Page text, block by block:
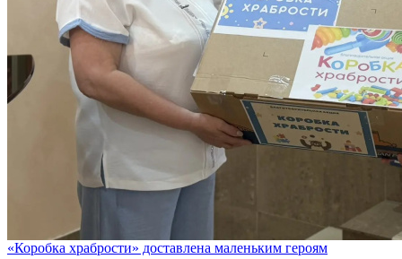
«Коробка храбрости» доставлена маленьким героям